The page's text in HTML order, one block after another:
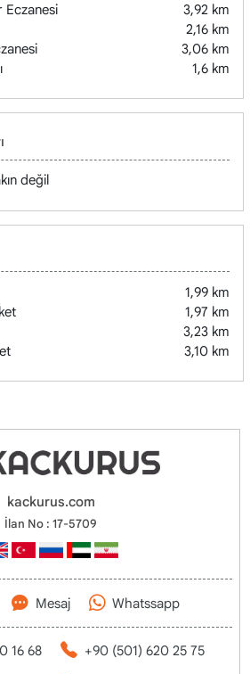
Eczanesi
3,92 km
2,16 km
3,06 km
1,6 km
değil
1,99 km
1,97 km
3,23 km
3,10 km
kackurus.com
İlan No : 17-5709
Mesaj Whatssapp
16 68 +90 (501) 620 25 75